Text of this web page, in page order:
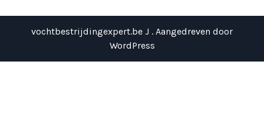
vochtbestrijdingexpert.be J . Aangedreven door
WordPress